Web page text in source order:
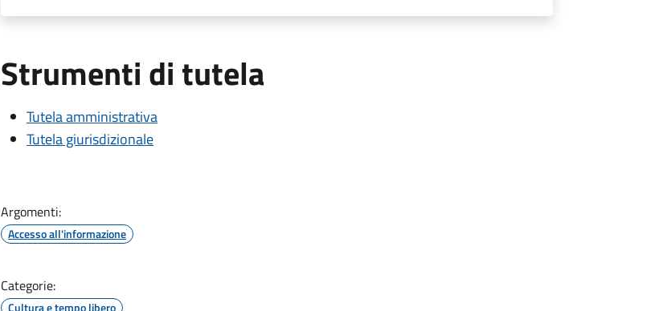
Strumenti di tutela
Tutela amministrativa
Tutela giurisdizionale
Argomenti:
Accesso all'informazione
Categorie:
Cultura e tempo libero